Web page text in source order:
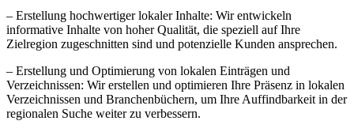
– Erstellung hochwertiger lokaler Inhalte: Wir entwickeln
informative Inhalte von hoher Qualität, die speziell auf Ihre
Zielregion zugeschnitten sind und potenzielle Kunden ansprechen.
– Erstellung und Optimierung von lokalen Einträgen und
Verzeichnissen: Wir erstellen und optimieren Ihre Präsenz in lokalen
Verzeichnissen und Branchenbüchern, um Ihre Auffindbarkeit in der
regionalen Suche weiter zu verbessern.